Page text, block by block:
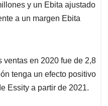
y un Ebita ajustado
a un margen Ebita
ventas en 2020 fue de 2,8
tenga un efecto positivo
Essity a partir de 2021.